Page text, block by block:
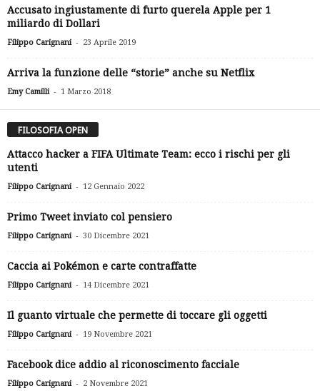
Accusato ingiustamente di furto querela Apple per 1
miliardo di Dollari
Filippo Carignani - 23 Aprile 2019
Arriva la funzione delle “storie” anche su Netflix
Emy Camilli - 1 Marzo 2018
FILOSOFIA OPEN
Attacco hacker a FIFA Ultimate Team: ecco i rischi per gli
utenti
Filippo Carignani - 12 Gennaio 2022
Primo Tweet inviato col pensiero
Filippo Carignani - 30 Dicembre 2021
Caccia ai Pokémon e carte contraffatte
Filippo Carignani - 14 Dicembre 2021
Il guanto virtuale che permette di toccare gli oggetti
Filippo Carignani - 19 Novembre 2021
Facebook dice addio al riconoscimento facciale
Filippo Carignani - 2 Novembre 2021